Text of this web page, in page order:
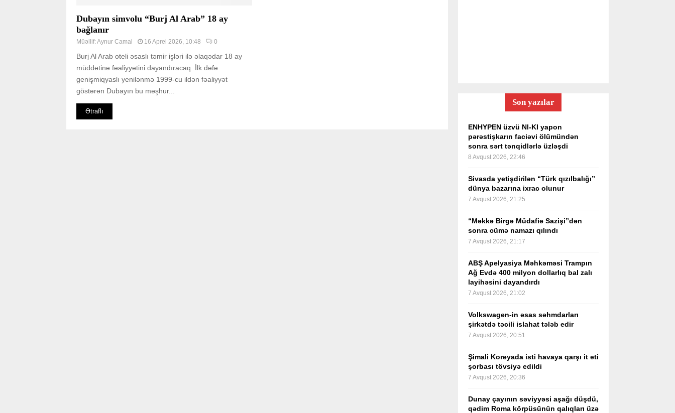
Dubayın simvolu “Burj Al Arab” 18 ay
bağlanır
Müəllif:Aynur Camal 16 Aprel 2026, 10:48 0
Burj Al Arab oteli əsaslı təmir işləri ilə əlaqədar 18 ay
müddətinə fəaliyyətini dayandıracaq. İlk dəfə
genişmiqyaslı yenilənmə 1999-cu ildən fəaliyyət
göstərən Dubayın bu məşhur...
Ətraflı
Son yazılar
ENHYPEN üzvü NI-KI yapon
pərəstişkarın faciəvi ölümündən
sonra sərt tənqidlərlə üzləşdi
8 Avqust 2026, 22:46
Sivasda yetişdirilən “Türk qızılbalığı”
dünya bazarına ixrac olunur
7 Avqust 2026, 21:25
“Məkkə Birgə Müdafiə Sazişi”dən
sonra cümə namazı qılındı
7 Avqust 2026, 21:17
ABŞ Apelyasiya Məhkəməsi Trampın
Ağ Evdə 400 milyon dollarlıq bal zalı
layihəsini dayandırdı
7 Avqust 2026, 21:02
Volkswagen-in əsas səhmdarları
şirkətdə təcili islahat tələb edir
7 Avqust 2026, 20:51
Şimali Koreyada isti havaya qarşı it əti
şorbası tövsiyə edildi
7 Avqust 2026, 20:36
Dunay çayının səviyyəsi aşağı düşdü,
qədim Roma körpüsünün qalıqları üzə